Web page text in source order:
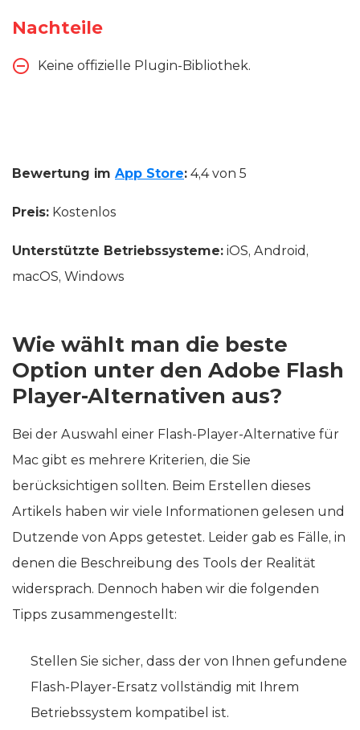
Nachteile
Keine offizielle Plugin-Bibliothek.
Bewertung im App Store: 4,4 von 5
Preis: Kostenlos
Unterstützte Betriebssysteme: iOS, Android,
macOS, Windows
Wie wählt man die beste
Option unter den Adobe Flash
Player-Alternativen aus?
Bei der Auswahl einer Flash-Player-Alternative für
Mac gibt es mehrere Kriterien, die Sie
berücksichtigen sollten. Beim Erstellen dieses
Artikels haben wir viele Informationen gelesen und
Dutzende von Apps getestet. Leider gab es Fälle, in
denen die Beschreibung des Tools der Realität
widersprach. Dennoch haben wir die folgenden
Tipps zusammengestellt:
Stellen Sie sicher, dass der von Ihnen gefundene
Flash-Player-Ersatz vollständig mit Ihrem
Betriebssystem kompatibel ist.